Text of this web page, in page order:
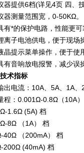
器提供6档(详见4页 四、
器测量范围宽，0-50KΩ。
有*的保护电路，性能更可
离子电池供电，便于现场
晶提示菜单操作，便于使
有音响放电报警，减少误
术指标
出电流：10A、5A、1A
程：0.001Ω-0.8Ω（10A
1.6Ω (5A) 档
8Ω （1A） 档
40Ω （200mA） 档
200Ω (40mA) 档